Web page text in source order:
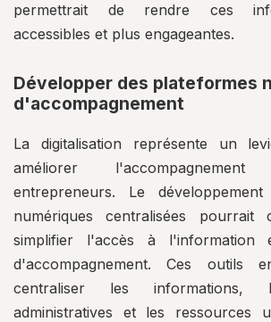
permettrait de rendre ces
accessibles et plus engageantes.
Développer des plateformes
d'accompagnement
La digitalisation représente un
améliorer
entrepreneurs. Le
numériques centralisées pourrait
simplifier l'accès à l'information
d'accompagnement. Ces outils
centraliser les informations,
administratives et les ressources